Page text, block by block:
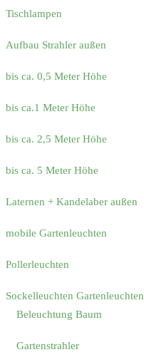
Tischlampen
Aufbau Strahler außen
bis ca. 0,5 Meter Höhe
bis ca.1 Meter Höhe
bis ca. 2,5 Meter Höhe
bis ca. 5 Meter Höhe
Laternen + Kandelaber außen
mobile Gartenleuchten
Pollerleuchten
Sockelleuchten Gartenleuchten
Beleuchtung Baum
Gartenstrahler